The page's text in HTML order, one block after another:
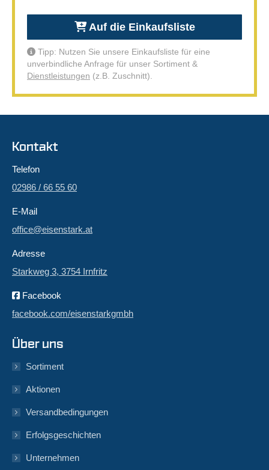
Auf die Einkaufsliste
Tipp: Nutzen Sie unsere Einkaufsliste für eine
unverbindliche Anfrage für unser Sortiment &
Dienstleistungen (z.B. Zuschnitt).
Kontakt
Telefon
02986 / 66 55 60
E-Mail
office@eisenstark.at
Adresse
Starkweg 3, 3754 Irnfritz
Facebook
facebook.com/eisenstarkgmbh
Über uns
Sortiment
Aktionen
Versandbedingungen
Erfolgsgeschichten
Unternehmen